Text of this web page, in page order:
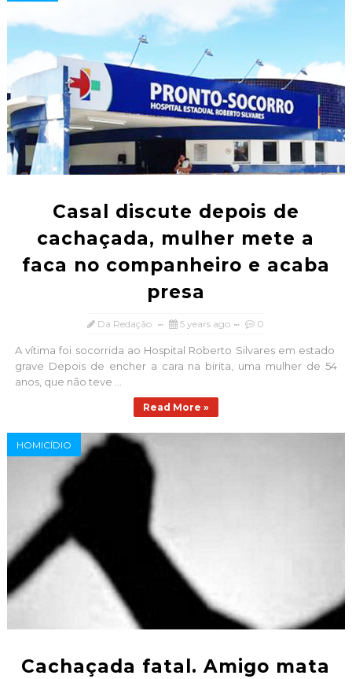
Casal discute depois de
cachaçada, mulher mete a
faca no companheiro e acaba
presa
Da Redação 5 years ago 0
A vítima foi socorrida ao Hospital Roberto Silvares em estado
grave Depois de encher a cara na birita, uma mulher de 54
anos, que não teve ...
Read More »
HOMICÍDIO
Cachaçada fatal. Amigo mata